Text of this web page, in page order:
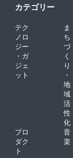
カテゴリー
テク
ノロ
ジー
・ガ
ジェ
ット
ま
ち
づ
く
り
・
地
域
活
性
化
プロ
ダク
ト
音
楽